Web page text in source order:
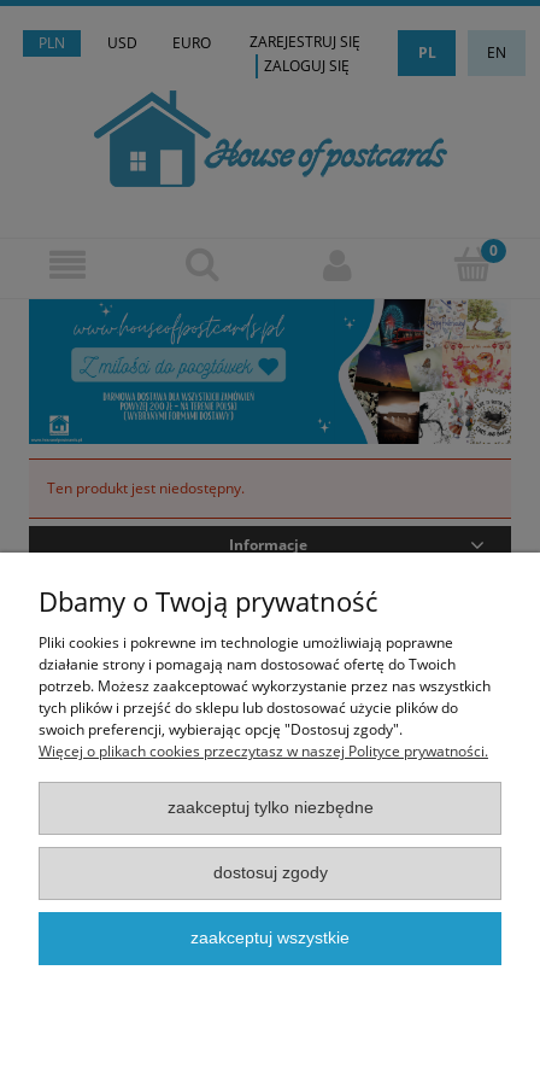
PLN USD EURO PL EN
ZAREJESTRUJ SIĘ
ZALOGUJ SIĘ
Ten produkt jest niedostępny.
Informacje
Moje konto
O nas
Realizacja - onisoft.pl|Sklep internetowy shoper
pokaż pełną wersję strony
Dbamy o Twoją prywatność
Pliki cookies i pokrewne im technologie umożliwiają poprawne
działanie strony i pomagają nam dostosować ofertę do Twoich
potrzeb. Możesz zaakceptować wykorzystanie przez nas wszystkich
tych plików i przejść do sklepu lub dostosować użycie plików do
swoich preferencji, wybierając opcję "Dostosuj zgody".
Więcej o plikach cookies przeczytasz w naszej Polityce prywatności.
zaakceptuj tylko niezbędne
dostosuj zgody
zaakceptuj wszystkie